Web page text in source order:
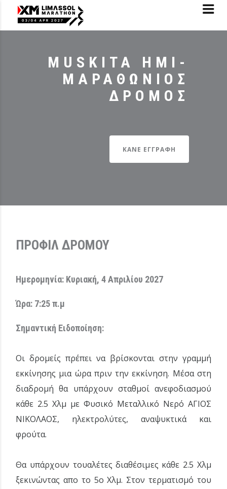
MUSKITA ΗΜΙ-
ΜΑΡΑΘΩΝΙΟΣ
ΔΡΟΜΟΣ
ΚΑΝΕ ΕΓΓΡΑΦΗ
ΠΡΟΦΙΛ ΔΡΟΜΟΥ
Ημερομηνία: Κυριακή, 4 Απριλίου 2027
Ώρα: 7:25 π.μ
Σημαντική Ειδοποίηση:
Οι δρομείς πρέπει να βρίσκονται στην γραμμή
εκκίνησης μια ώρα πριν την εκκίνηση. Μέσα στη
διαδρομή θα υπάρχουν σταθμοί ανεφοδιασμού
κάθε 2.5 Χλμ με Φυσικό Μεταλλικό Νερό ΑΓΙΟΣ
ΝΙΚΟΛΑΟΣ, ηλεκτρολύτες, αναψυκτικά και
φρούτα.
Θα υπάρχουν τουαλέτες διαθέσιμες κάθε 2.5 Χλμ
ξεκινώντας απο τo 5o Χλμ. Στον τερματισμό του